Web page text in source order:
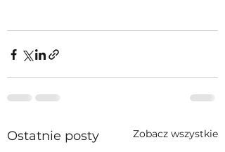
Ostatnie posty Zobacz wszystkie